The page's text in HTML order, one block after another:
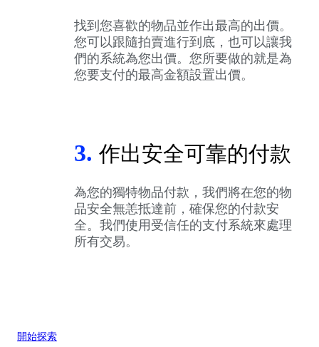
找到您喜歡的物品並作出最高的出價。
您可以跟隨拍賣進行到底，也可以讓我
們的系統為您出價。您所要做的就是為
您要支付的最高金額設置出價。
3. 作出安全可靠的付款
為您的獨特物品付款，我們將在您的物
品安全無恙抵達前，確保您的付款安
全。我們使用受信任的支付系統來處理
所有交易。
開始探索